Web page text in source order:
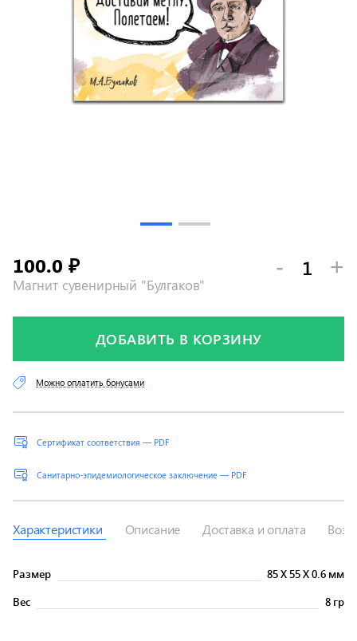
Магнит сувенирный "Булгаков"
100.0 ₽ - +
ДОБАВИТЬ В КОРЗИНУ
Сертификат соответствия — PDF
Санитарно-эпидемиологическое заключение — PDF
Можно оплатить бонусами
Характеристики Описание Доставка и оплата
Размер 85X55X0.6 мм
Вес
8 гр